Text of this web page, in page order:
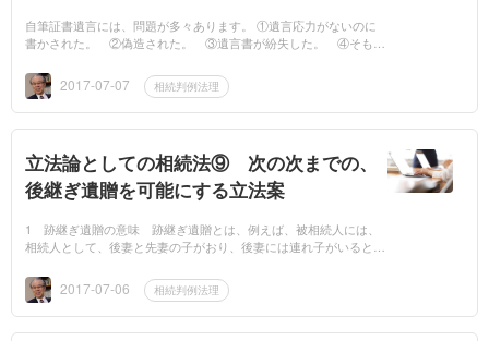
自筆証書遺言には、問題が多々あります。 ①遺言応力がないのに
書かされた。 ②偽造された。 ③遺言書が紛失した。 ④そもそ
の場合...2017-07-07 相続判例法理
立法論としての相続法⑨ 次の次までの、
後継ぎ遺贈を可能にする立法案
1 跡継ぎ遺贈の意味 跡継ぎ遺贈とは、例えば、被相続人には、
相続人として、後妻と先妻の子がおり、後妻には連れ子がいるとい
財産を後妻に相続...
2017-07-06 相続判例法理